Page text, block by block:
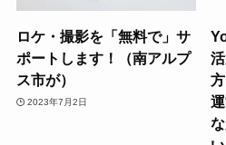
ロケ・撮影を「無料で」サ
ポートします！（南アルプ
ス市が）
2023年7月2日